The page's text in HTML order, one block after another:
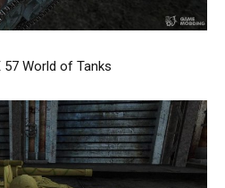
57 World of Tanks